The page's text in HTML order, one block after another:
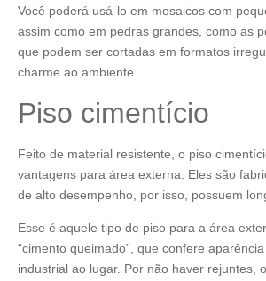
Você poderá usá-lo em mosaicos com
assim como em pedras grandes, como as
que podem ser cortadas em formatos
charme ao ambiente.
Piso cimentício
Feito de material resistente, o piso
vantagens para área externa. Eles são
de alto desempenho, por isso, possuem
Esse é aquele tipo de piso para a área
“cimento queimado”, que confere
industrial ao lugar. Por não haver rejuntes,